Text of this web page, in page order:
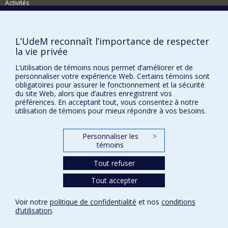
Activités
BESOIN D'AIDE?
Plan du site
Signaler une erreur
Accessibilité
FACULTÉ DES ARTS ET DES SCIENCES
Paramètres des témoins
L’UdeM reconnaît l’importance de respecter
la vie privée
L’utilisation de témoins nous permet d’améliorer et de
personnaliser votre expérience Web. Certains témoins sont
obligatoires pour assurer le fonctionnement et la sécurité
du site Web, alors que d’autres enregistrent vos
préférences. En acceptant tout, vous consentez à notre
utilisation de témoins pour mieux répondre à vos besoins.
Personnaliser les
témoins
>
Tout refuser
Tout accepter
Voir notre politique de confidentialité et nos conditions
d’utilisation.